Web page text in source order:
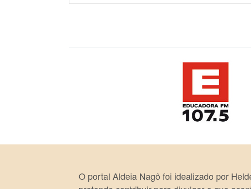
O portal Aldeia Nagô foi idealizado por